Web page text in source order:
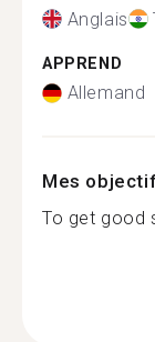
Anglais
APPREND
Allemand
Mes
To get good